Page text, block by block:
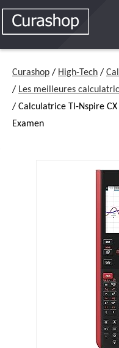
Curashop / High-Tech /
/ Les meilleures
/ Calculatrice TI-Nspire
Examen